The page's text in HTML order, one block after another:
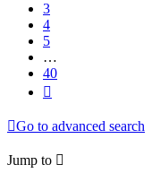
3
4
5
…
40
Go to advanced search
Jump to